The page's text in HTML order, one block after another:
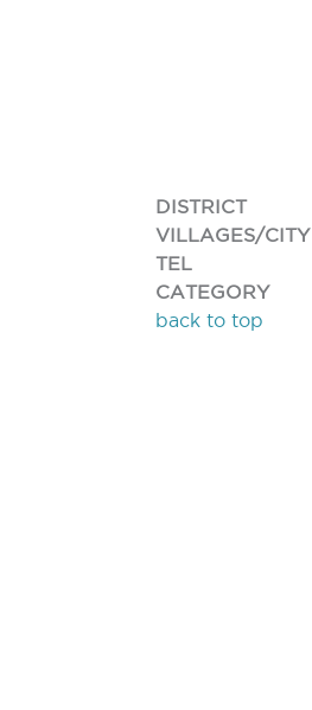
DISTRICT
VILLAGES/CITY
TEL
CATEGORY
back to top